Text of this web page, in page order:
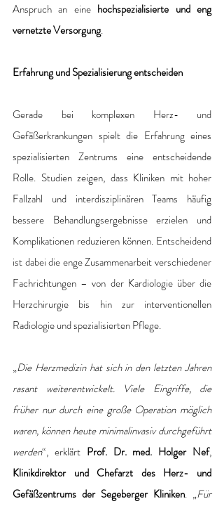
Anspruch an eine hochspezialisierte und eng
vernetzte Versorgung.
Erfahrung und Spezialisierung entscheiden
Gerade bei komplexen Herz- und
Gefäßerkrankungen spielt die Erfahrung eines
spezialisierten Zentrums eine entscheidende
Rolle. Studien zeigen, dass Kliniken mit hoher
Fallzahl und interdisziplinären Teams häufig
bessere Behandlungsergebnisse erzielen und
Komplikationen reduzieren können. Entscheidend
ist dabei die enge Zusammenarbeit verschiedener
Fachrichtungen – von der Kardiologie über die
Herzchirurgie bis hin zur interventionellen
Radiologie und spezialisierten Pflege.
„Die Herzmedizin hat sich in den letzten Jahren
rasant weiterentwickelt. Viele Eingriffe, die
früher nur durch eine große Operation möglich
waren, können heute minimalinvasiv durchgeführt
werden“, erklärt Prof. Dr. med. Holger Nef
Klinikdirektor und Chefarzt des Herz- und
Gefäßzentrums der Segeberger Kliniken. „Für